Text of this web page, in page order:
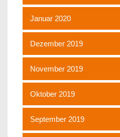
Januar 2020
Dezember 2019
November 2019
Oktober 2019
September 2019